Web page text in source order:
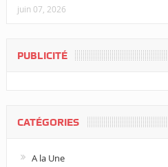
juin 07, 2026
PUBLICITÉ
CATÉGORIES
A la Une